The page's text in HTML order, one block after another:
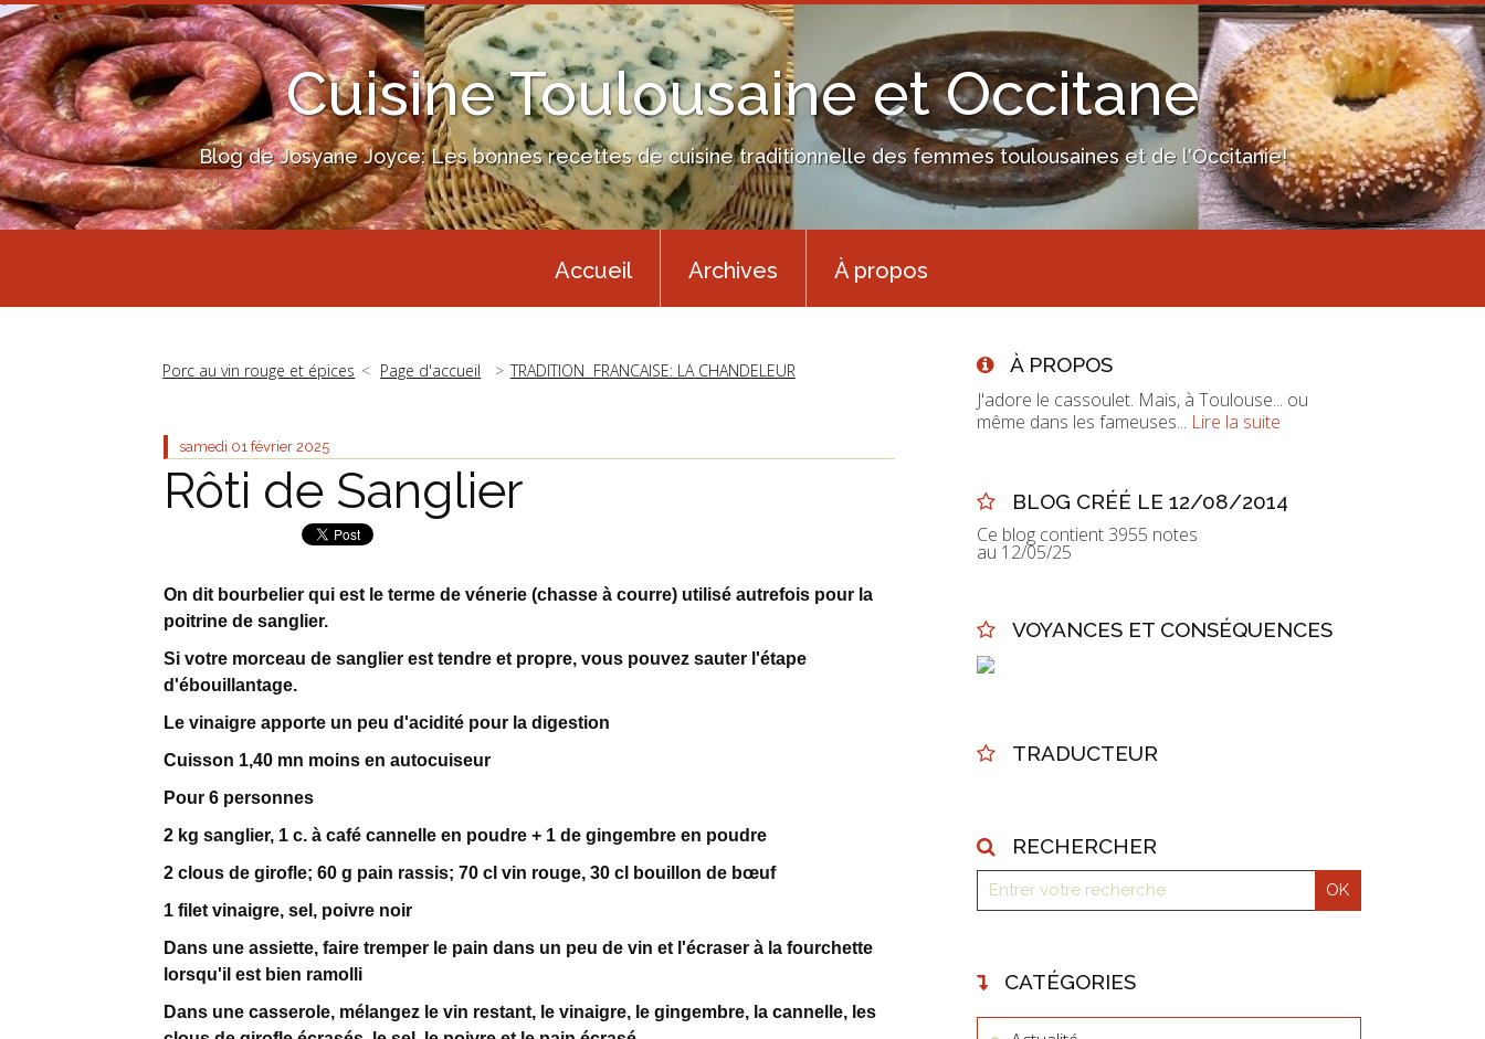
Cuisine Toulousaine et Occitane
Blog de Josyane Joyce: Les bonnes recettes de cuisine traditionnelle des femmes toulousaines et de l'Occitanie!
Accueil Archives À propos
Porc au vin rouge et épices Page d'accueil TRADITION FRANCAISE: LA CHANDELEUR
samedi 01 février 2025
Rôti de Sanglier
On dit bourbelier qui est le terme de vénerie (chasse à courre) utilisé autrefois pour la
poitrine de sanglier.
Si votre morceau de sanglier est tendre et propre, vous pouvez sauter l'étape
d'ébouillantage.
Le vinaigre apporte un peu d'acidité pour la digestion
Cuisson 1,40 mn moins en autocuiseur
Pour 6 personnes
2 kg sanglier, 1 c. à café cannelle en poudre + 1 de gingembre en poudre
2 clous de girofle; 60 g pain rassis; 70 cl vin rouge, 30 cl bouillon de bœuf
1 filet vinaigre, sel, poivre noir
Dans une assiette, faire tremper le pain dans un peu de vin et l'écraser à la fourchette
lorsqu'il est bien ramolli
Dans une casserole, mélangez le vin restant, le vinaigre, le gingembre, la cannelle, les
À PROPOS
J'adore le cassoulet. Mais, à Toulouse... ou
même dans les fameuses... Lire la suite
BLOG CRÉÉ LE 12/08/2014
Ce blog contient 3955 notes
au 12/05/25
VOYANCES ET CONSÉQUENCES
TRADUCTEUR
RECHERCHER
CATÉGORIES